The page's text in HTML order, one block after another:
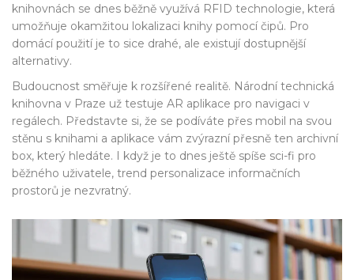
knihovnách se dnes běžně využívá RFID technologie, která
umožňuje okamžitou lokalizaci knihy pomocí čipů. Pro
domácí použití je to sice drahé, ale existují dostupnější
alternativy.
Budoucnost směřuje k rozšířené realitě. Národní technická
knihovna v Praze už testuje AR aplikace pro navigaci v
regálech. Představte si, že se podíváte přes mobil na svou
stěnu s knihami a aplikace vám zvýrazní přesně ten archivní
box, který hledáte. I když je to dnes ještě spíše sci-fi pro
běžného uživatele, trend personalizace informačních
prostorů je nezvratný.